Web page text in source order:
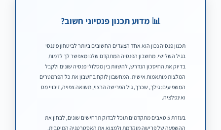
סמן את סכום ההלוואה שברצונך לקבל
סכום נבחרש"ח
📊 מדוע תכנון פנסיוני חשוב?
תכנון פנסיה נכון הוא אחד הצעדים החשובים ביותר לביטחון פיננסי
בגיל השלישי. מחשבון הפנסיה המתקדם שלנו מאפשר לך לדמות
בדיוק את החיסכון הנדרש, להשוות בין מסלולי פנסיה שונים ולקבל
המלצות מותאמות אישית. המחשבון לוקח בחשבון את כל הפרמטרים
המשפיעים: גילך, שכרך, גיל הפרישה הרצוי, תשואה צפויה, זיכויי מס
ואינפלציה.
בעזרת 5 טאבים מתקדמים תוכל לבדוק תרחישים שונים, לבחון את
ההשפעה של פרישה מוקדמת ולמצוא את האסטרטגיה המיטבית.